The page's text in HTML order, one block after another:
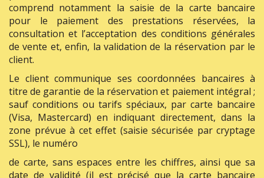
comprend notamment la saisie de la carte bancaire
pour le paiement des prestations réservées, la
consultation et l’acceptation des conditions générales
de vente et, enfin, la validation de la réservation par le
client.
Le client communique ses coordonnées bancaires à
titre de garantie de la réservation et paiement intégral ;
sauf conditions ou tarifs spéciaux, par carte bancaire
(Visa, Mastercard) en indiquant directement, dans la
zone prévue à cet effet (saisie sécurisée par cryptage
SSL), le numéro
de carte, sans espaces entre les chiffres, ainsi que sa
date de validité (il est précisé que la carte bancaire